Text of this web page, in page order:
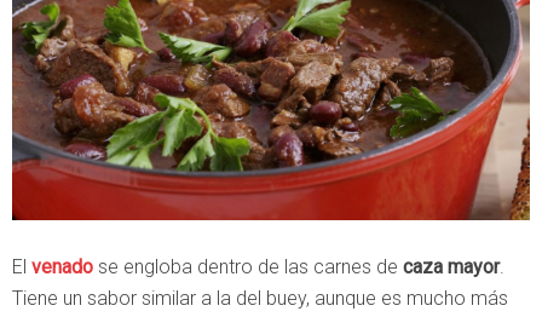
El venado se engloba dentro de las carnes de caza mayor.
Tiene un sabor similar a la del buey, aunque es mucho más